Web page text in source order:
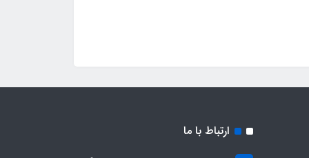
ارتباط با ما